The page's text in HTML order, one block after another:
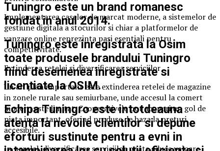
Tuningro este un brand romanesc
fondat in anul 2014.
Tuningro este inregistrata la Osim
toate produsele brandului Tuningro
fiind desemenea inregistrate si
licentiate la OSIM.
Echipa Tuningro este intotdeauna
atenta la nevoile clientilor si depune
eforturi sustinute pentru a evni in
Implementarea caselor de marcat moderne, a sistemelor de
gestiune digitala a stocurilor si chiar a platformelor de
vanzare online reprezinta pasi esentiali pentru
competitivitate.
Extinderea retelei si diversificarea serviciilor
Un alt plan important este extinderea retelei de magazine
in zonele rurale sau semiurbane, unde accesul la comert
modern este limitat. Cooperativele pot acoperi un gol de
piata important, oferind produse de baza la preturi
accesibile.
In paralel, diversificarea serviciilor poate aduce valoare